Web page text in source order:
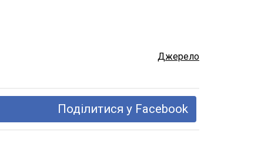
Джерело
Поділитися у Facebook